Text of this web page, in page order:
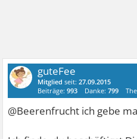
guteFee
Mitglied seit:27.09.2015
Beiträge:993 Danke:799
@Beerenfrucht ich gebe